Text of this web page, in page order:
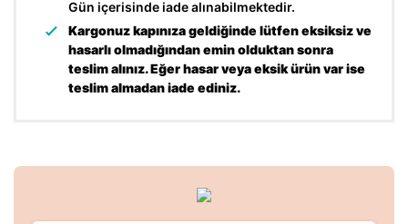
Gün içerisinde iade alınabilmektedir.
Kargonuz kapınıza geldiğinde lütfen eksiksiz ve
hasarlı olmadığından emin olduktan sonra
teslim alınız. Eğer hasar veya eksik ürün var ise
teslim almadan iade ediniz.
Bu ürüne ilk yorumu siz yapın!
kullanarak tarafımıza iletebilirsiniz.